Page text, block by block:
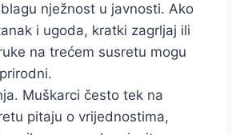
nježnost u javnosti. Ako
i ugoda, kratki zagrljaj ili
na trećem susretu mogu
Muškarci često tek na
pitaju o vrijednostima,